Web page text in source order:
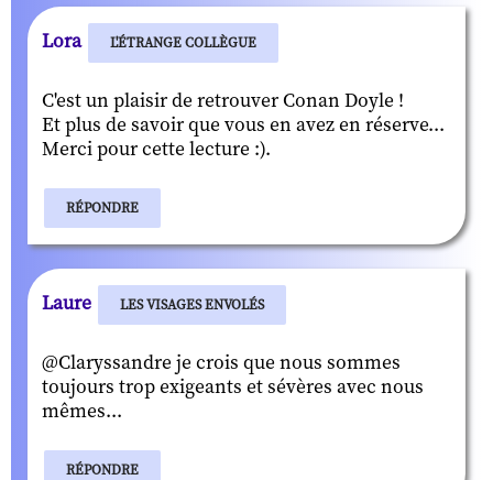
Lora L'ÉTRANGE COLLÈGUE
C'est un plaisir de retrouver Conan Doyle !
Et plus de savoir que vous en avez en réserve...
Merci pour cette lecture :).
RÉPONDRE
Laure LES VISAGES ENVOLÉS
@Claryssandre je crois que nous sommes
toujours trop exigeants et sévères avec nous
mêmes...
RÉPONDRE